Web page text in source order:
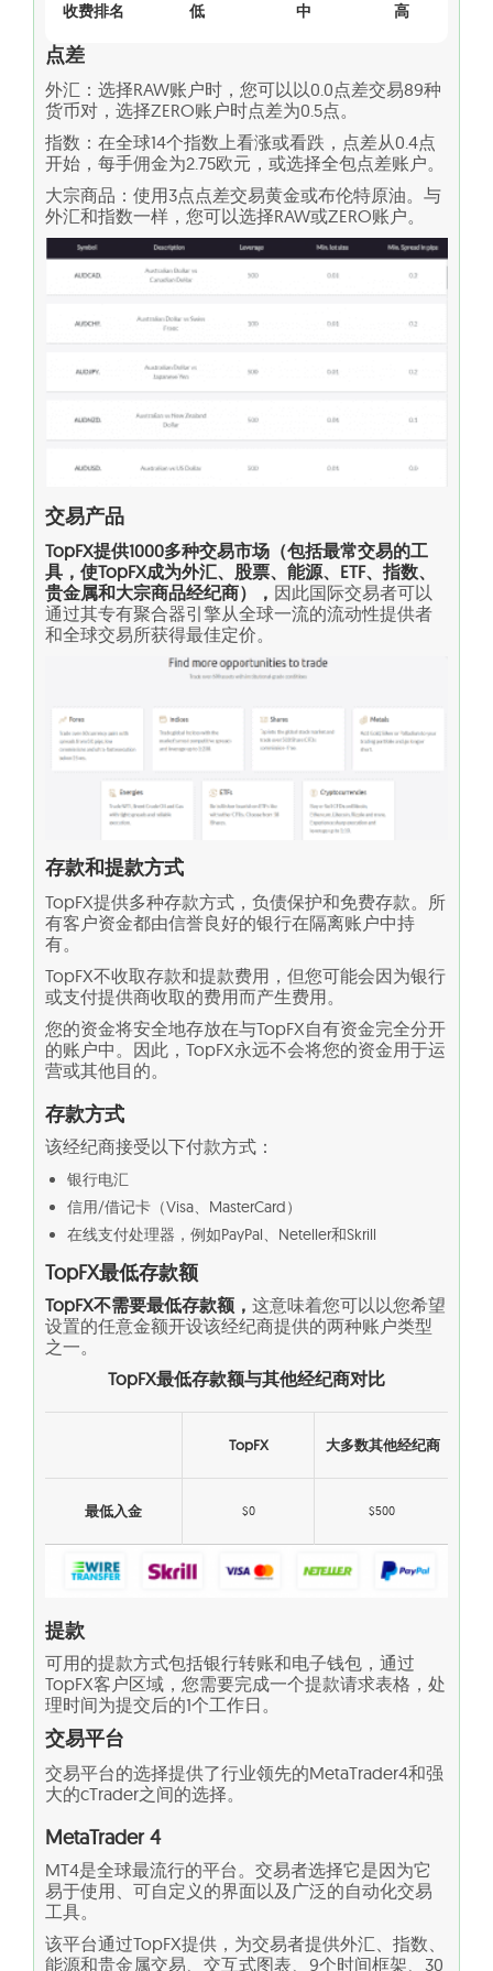
收费排名 低 中 高
点差
外汇：选择RAW账户时，您可以以0.0点差交易89种
货币对，选择ZERO账户时点差为0.5点。
指数：在全球14个指数上看涨或看跌，点差从0.4点
开始，每手佣金为2.75欧元，或选择全包点差账户。
大宗商品：使用3点点差交易黄金或布伦特原油。与
外汇和指数一样，您可以选择RAW或ZERO账户。
交易产品
TopFX提供1000多种交易市场（包括最常交易的工
具，使TopFX成为外汇、股票、能源、ETF、指数、
贵金属和大宗商品经纪商）， 因此国际交易者可以
通过其专有聚合器引擎从全球一流的流动性提供者
和全球交易所获得最佳定价。
存款和提款方式
TopFX提供多种存款方式，负债保护和免费存款。所
有客户资金都由信誉良好的银行在隔离账户中持
有。
TopFX不收取存款和提款费用，但您可能会因为银行
或支付提供商收取的费用而产生费用。
您的资金将安全地存放在与TopFX自有资金完全分开
的账户中。因此，TopFX永远不会将您的资金用于运
营或其他目的。
存款方式
该经纪商接受以下付款方式：
银行电汇
信用/借记卡（Visa、MasterCard）
在线支付处理器，例如PayPal、Neteller和Skrill
TopFX最低存款额
TopFX不需要最低存款额， 这意味着您可以以您希望
设置的任意金额开设该经纪商提供的两种账户类型
之一。
TopFX最低存款额与其他经纪商对比
TopFX 大多数其他经纪商
最低入金 $0 $500
提款
可用的提款方式包括银行转账和电子钱包，通过
TopFX客户区域，您需要完成一个提款请求表格，处
理时间为提交后的1个工作日。
交易平台
交易平台的选择提供了行业领先的MetaTrader4和强
大的cTrader之间的选择。
MetaTrader 4
MT4是全球最流行的平台。交易者选择它是因为它
易于使用、可自定义的界面以及广泛的自动化交易
工具。
该平台通过TopFX提供，为交易者提供外汇、指数、
能源和贵金属交易、交互式图表、9个时间框架、30